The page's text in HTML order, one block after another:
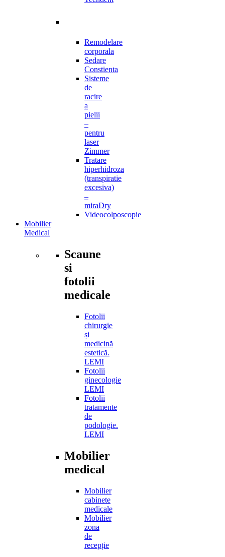
Remodelare
corporala
Sedare
Constienta
Sisteme
de
racire
a
pielii
–
pentru
laser
Zimmer
Tratare
hiperhidroza
(transpiratie
excesiva)
–
miraDry
Videocolposcopie
Mobilier
Medical
Scaune
si
fotolii
medicale
Fotolii
chirurgie
și
medicină
estetică.
LEMI
Fotolii
ginecologie
LEMI
Fotolii
tratamente
de
podologie.
LEMI
Mobilier
medical
Mobilier
cabinete
medicale
Mobilier
zona
de
recepție